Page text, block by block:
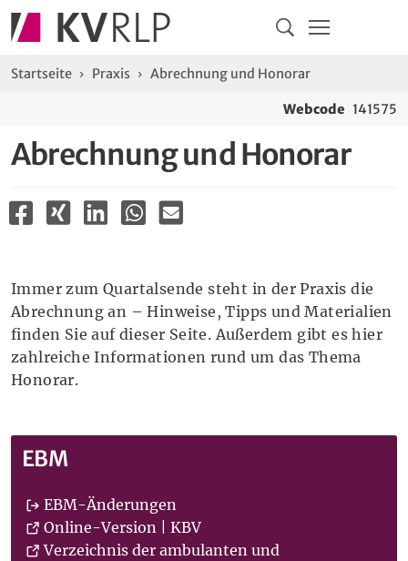
Navigation
Sie sind hier:
Startseite Praxis Abrechnung und Honorar
Webcode 141575
Abrechnung und Honorar
Immer zum Quartalsende steht in der Praxis die
Abrechnung an – Hinweise, Tipps und Materialien
finden Sie auf dieser Seite. Außerdem gibt es hier
zahlreiche Informationen rund um das Thema
Honorar.
EBM
EBM-Änderungen
Online-Version | KBV(Öffnet eine andere
Verzeichnis der ambulanten und